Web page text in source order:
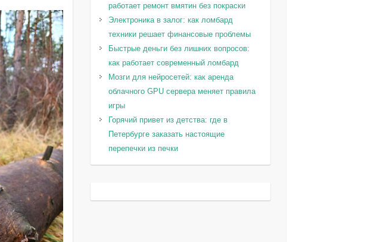
работает ремонт вмятин без покраски
Электроника в залог: как ломбард
техники решает финансовые проблемы
Быстрые деньги без лишних вопросов:
как работает современный ломбард
Мозги для нейросетей: как аренда
облачного GPU сервера меняет правила
игры
Горячий привет из детства: где в
Петербурге заказать настоящие
перепечки из печки